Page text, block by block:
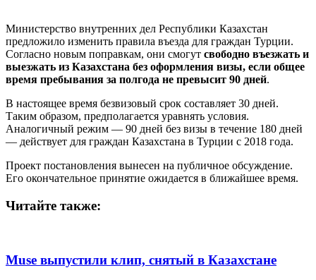
Министерство внутренних дел Республики Казахстан
предложило изменить правила въезда для граждан Турции.
Согласно новым поправкам, они смогут свободно въезжать и
выезжать из Казахстана без оформления визы, если общее
время пребывания за полгода не превысит 90 дней.
В настоящее время безвизовый срок составляет 30 дней.
Таким образом, предполагается уравнять условия.
Аналогичный режим — 90 дней без визы в течение 180 дней
— действует для граждан Казахстана в Турции с 2018 года.
Проект постановления вынесен на публичное обсуждение.
Его окончательное принятие ожидается в ближайшее время.
Читайте также:
Muse выпустили клип, снятый в Казахстане